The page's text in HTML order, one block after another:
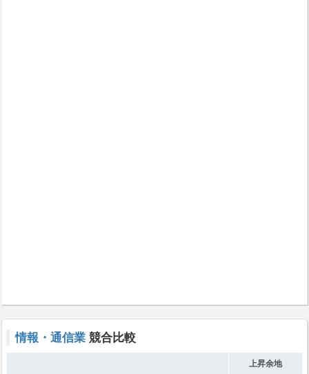
情報・通信業 競合比較
上昇余地